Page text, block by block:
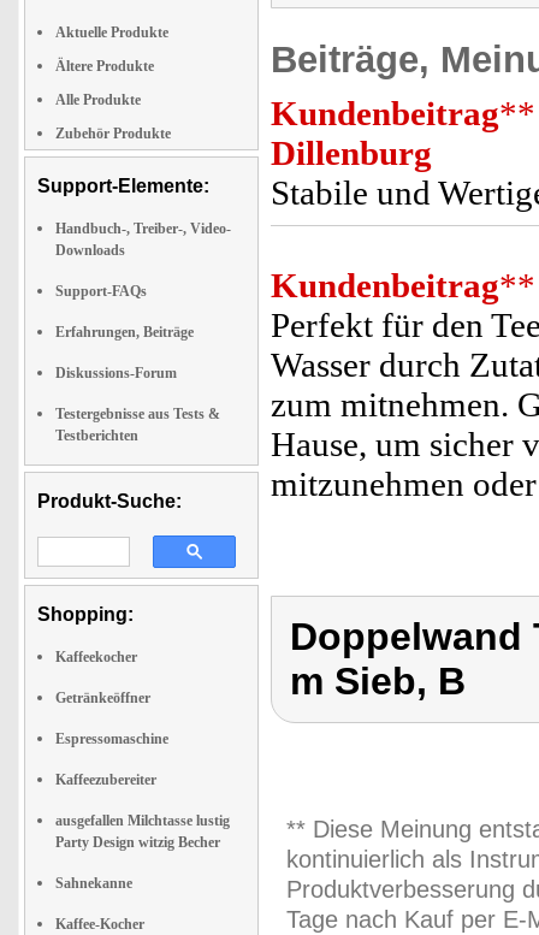
Aktuelle Produkte
Ältere Produkte
Alle Produkte
Zubehör Produkte
Support-Elemente:
Handbuch-, Treiber-, Video-
Downloads
Support-FAQs
Erfahrungen, Beiträge
Diskussions-Forum
Testergebnisse aus Tests &
Testberichten
Produkt-Suche:
Shopping:
Kaffeekocher
Getränkeöffner
Espressomaschine
Kaffeezubereiter
ausgefallen Milchtasse lustig
Party Design witzig Becher
Sahnekanne
Kaffee-Kocher
Beiträge,
Kundenbeitrag**
Dillenburg
Stabile und
Kundenbeitrag**
Perfekt für den
Wasser durch
zum mitnehmen.
Hause, um sicher
mitzunehmen
Doppelwand
m Sieb, B
** Diese Meinung
kontinuierlich als
Produktverbesserung
Tage nach Kauf per E-